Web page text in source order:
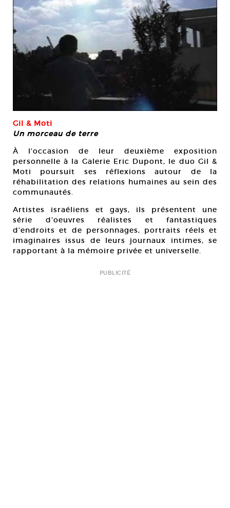
Gil & Moti
Un morceau de terre
À l’occasion de leur deuxième exposition
personnelle à la Galerie Eric Dupont, le duo Gil &
Moti poursuit ses réflexions autour de la
réhabilitation des relations humaines au sein des
communautés.
Artistes israéliens et gays, ils présentent une
série d’oeuvres réalistes et fantastiques
d’endroits et de personnages, portraits réels et
imaginaires issus de leurs journaux intimes, se
rapportant à la mémoire privée et universelle.
PUBLICITÉ